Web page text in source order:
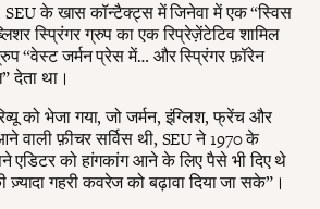
SEU के खास कॉन्टैक्ट्स में जिनेवा में एक “स्विस
स्प्रिंगर ग्रुप का एक रिप्रेज़ेंटेटिव शामिल
“वेस्ट जर्मन प्रेस में… और स्प्रिंगर फ़ॉरेन
देता था।
को भेजा गया, जो जर्मन, इंग्लिश, फ्रेंच और
वाली फ़ीचर सर्विस थी, SEU ने 1970 के
को हांगकांग आने के लिए पैसे भी दिए थे
गहरी कवरेज को बढ़ावा दिया जा सके”।